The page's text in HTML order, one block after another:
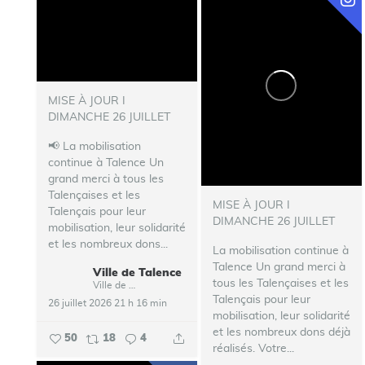
MISE À JOUR I
DIMANCHE 26 JUILLET
📢 La mobilisation
continue à Talence Un
grand merci à tous les
Talençaises et les
Talençais pour leur
mobilisation, leur solidarité
et les nombreux dons...
Ville de Talence
26 juillet 2026 21 h 16 min
50 18 4
MISE À JOUR I
DIMANCHE 26 JUILLET
La mobilisation continue à
Talence Un grand merci à
tous les Talençaises et les
Talençais pour leur
mobilisation, leur solidarité
et les nombreux dons déjà
réalisés. Votre...